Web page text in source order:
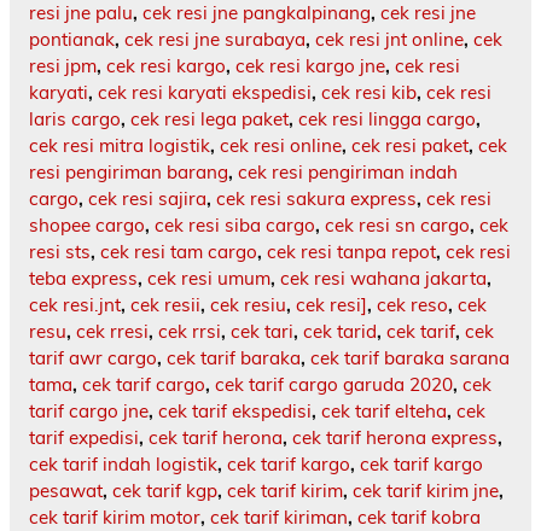
resi jne palu, cek resi jne pangkalpinang, cek resi jne
pontianak, cek resi jne surabaya, cek resi jnt online, cek
resi jpm, cek resi kargo, cek resi kargo jne, cek resi
karyati, cek resi karyati ekspedisi, cek resi kib, cek resi
laris cargo, cek resi lega paket, cek resi lingga cargo,
cek resi mitra logistik, cek resi online, cek resi paket, cek
resi pengiriman barang, cek resi pengiriman indah
cargo, cek resi sajira, cek resi sakura express, cek resi
shopee cargo, cek resi siba cargo, cek resi sn cargo, cek
resi sts, cek resi tam cargo, cek resi tanpa repot, cek resi
teba express, cek resi umum, cek resi wahana jakarta,
cek resi.jnt, cek resii, cek resiu, cek resi], cek reso, cek
resu, cek rresi, cek rrsi, cek tari, cek tarid, cek tarif, cek
tarif awr cargo, cek tarif baraka, cek tarif baraka sarana
tama, cek tarif cargo, cek tarif cargo garuda 2020, cek
tarif cargo jne, cek tarif ekspedisi, cek tarif elteha, cek
tarif expedisi, cek tarif herona, cek tarif herona express,
cek tarif indah logistik, cek tarif kargo, cek tarif kargo
pesawat, cek tarif kgp, cek tarif kirim, cek tarif kirim jne,
cek tarif kirim motor, cek tarif kiriman, cek tarif kobra